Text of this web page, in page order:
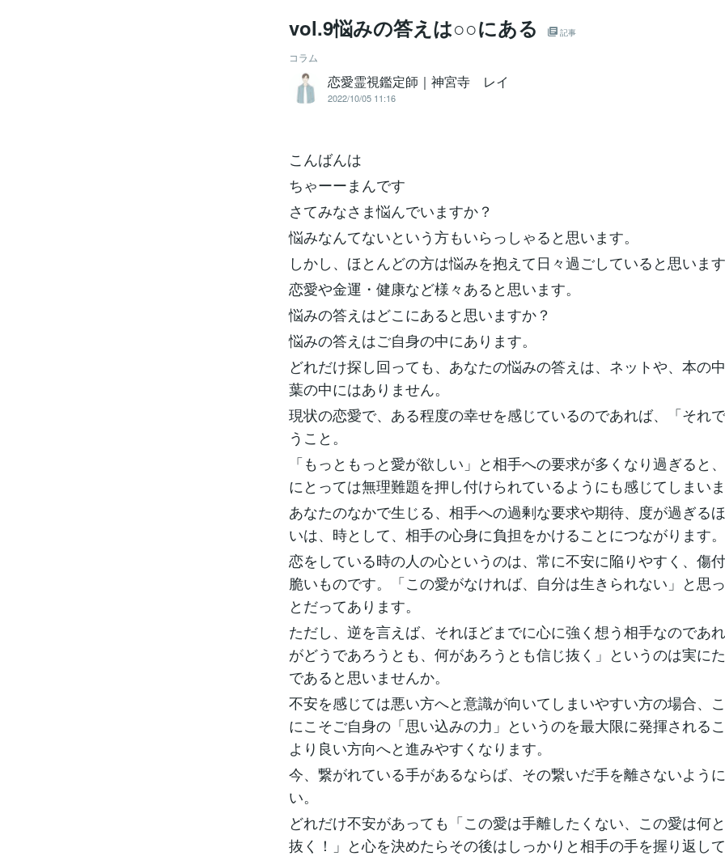
vol.9悩みの答えは○○にある 記事
コラム
恋愛霊視鑑定師｜神宮寺 レイ
2022/10/05 11:16
こんばんは
ちゃーーまんです
さてみなさま悩んでいますか？
悩みなんてないという方もいらっしゃると思います。
しかし、ほとんどの方は悩みを抱えて日々過ごしていると思いま
恋愛や金運・健康など様々あると思います。
悩みの答えはどこにあると思いますか？
悩みの答えはご自身の中にあります。
どれだけ探し回っても、あなたの悩みの答えは、ネットや、本の
葉の中にはありません。
現状の恋愛で、ある程度の幸せを感じているのであれば、「それ
うこと。
「もっともっと愛が欲しい」と相手への要求が多くなり過ぎると
にとっては無理難題を押し付けられているようにも感じてしまい
あなたのなかで生じる、相手への過剰な要求や期待、度が過ぎる
いは、時として、相手の心身に負担をかけることにつながります。
恋をしている時の人の心というのは、常に不安に陥りやすく、傷
脆いものです。「この愛がなければ、自分は生きられない」と思
とだってあります。
ただし、逆を言えば、それほどまでに心に強く想う相手なのであ
がどうであろうとも、何があろうとも信じ抜く」というのは実に
であると思いませんか。
不安を感じては悪い方へと意識が向いてしまいやすい方の場合、
にこそご自身の「思い込みの力」というのを最大限に発揮される
より良い方向へと進みやすくなります。
今、繋がれている手があるならば、その繋いだ手を離さないよう
い。
どれだけ不安があっても「この愛は手離したくない、この愛は何
抜く！」と心を決めたらその後はしっかりと相手の手を握り返し